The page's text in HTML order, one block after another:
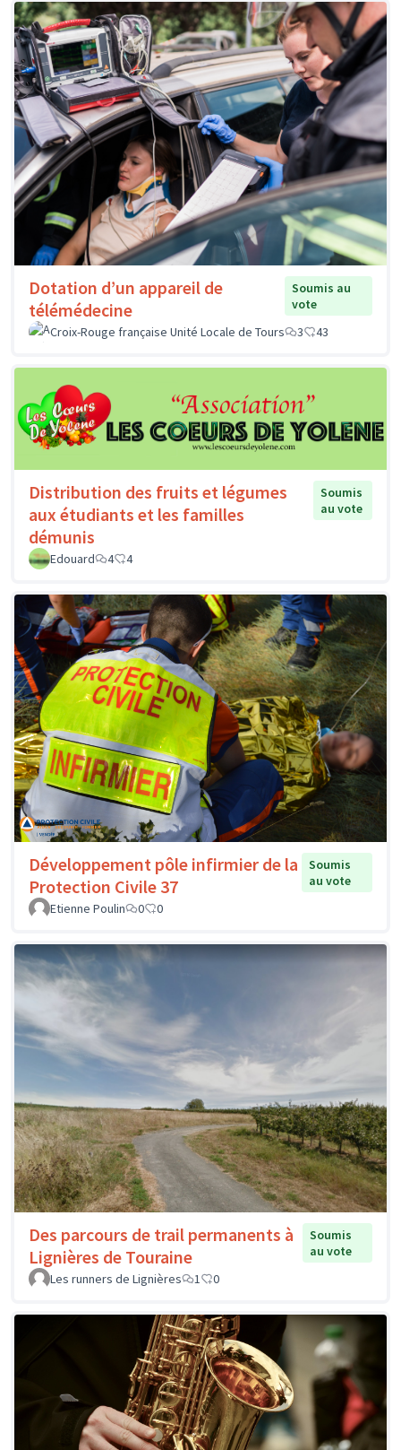
Dotation d’un appareil de
télémédecine
Soumis au
vote
Croix-Rouge française Unité Locale de Tours
3 43
Distribution des fruits et légumes
aux étudiants et les familles
démunis
Soumis
au vote
Edouard 4 4
Développement pôle infirmier de la
Protection Civile 37
Soumis
au vote
Etienne Poulin
0 0
Des parcours de trail permanents à
Lignières de Touraine
Soumis
au vote
Les runners de Lignières
1 0